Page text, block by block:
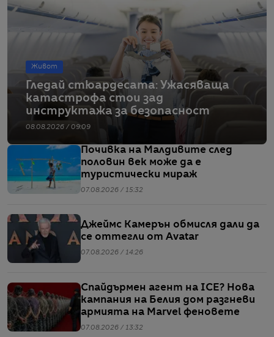
Живот
Гледай стюардесата: Ужасяваща
катастрофа стои зад
инструктажа за безопасност
08.08.2026 / 09:09
Почивка на Малдивите след
половин век може да е
туристически мираж
07.08.2026 / 15:32
Джеймс Камерън обмисля дали да
се оттегли от Avatar
07.08.2026 / 14:26
Спайдърмен агент на ICE? Нова
кампания на Белия дом разгневи
армията на Marvel феновете
07.08.2026 / 13:32